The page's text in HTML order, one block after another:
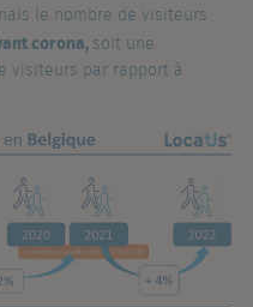
le nombre de visiteurs
corona,soit une
visiteurs par rapport à